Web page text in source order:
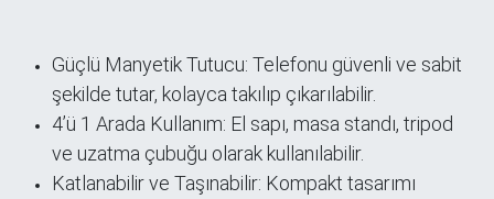
Güçlü Manyetik Tutucu: Telefonu güvenli ve sabit
şekilde tutar, kolayca takılıp çıkarılabilir.
4’ü 1 Arada Kullanım: El sapı, masa standı, tripod
ve uzatma çubuğu olarak kullanılabilir.
Katlanabilir ve Taşınabilir: Kompakt tasarımı